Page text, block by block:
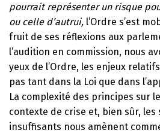
pourrait représenter un risque
ou celle d’autrui, l’Ordre s’est
fruit de ses réflexions aux
l’audition en commission, nous
yeux de l’Ordre, les enjeux
pas tant dans la Loi que dans
La complexité des principes sur
contexte de crise et, bien sûr, les
insuffisants nous amènent